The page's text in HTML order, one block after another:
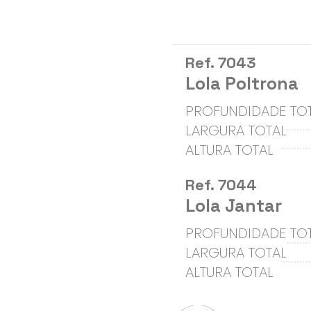
Ref. 7043
Lola Poltrona
PROFUNDIDADE
LARGURA TOTAL
ALTURA TOTAL
Ref. 7044
Lola Jantar
PROFUNDIDADE
LARGURA TOTAL
ALTURA TOTAL